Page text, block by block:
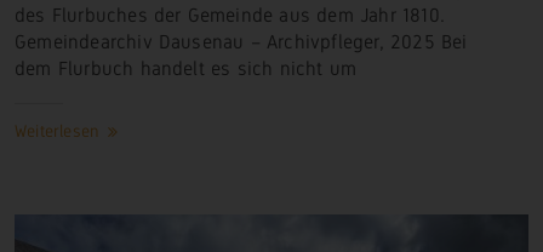
des Flurbuches der Gemeinde aus dem Jahr 1810.
Gemeindearchiv Dausenau – Archivpfleger, 2025 Bei
dem Flurbuch handelt es sich nicht um
Weiterlesen